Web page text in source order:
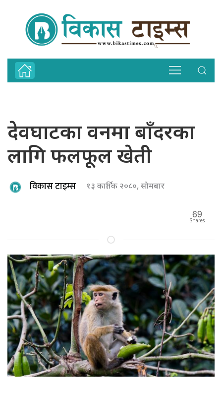
देवघाटका वनमा बाँदरका
लागि फलफूल खेती
विकास टाइम्स १३ कार्तिक २०८०, सोमबार
69
Shares